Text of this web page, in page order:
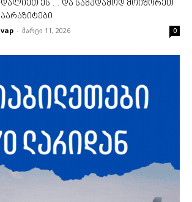
დალიეთ ეს … და სამუდამოდ მოიშორეთ
პარაზიტები
vap - მარტი 11, 2026 0